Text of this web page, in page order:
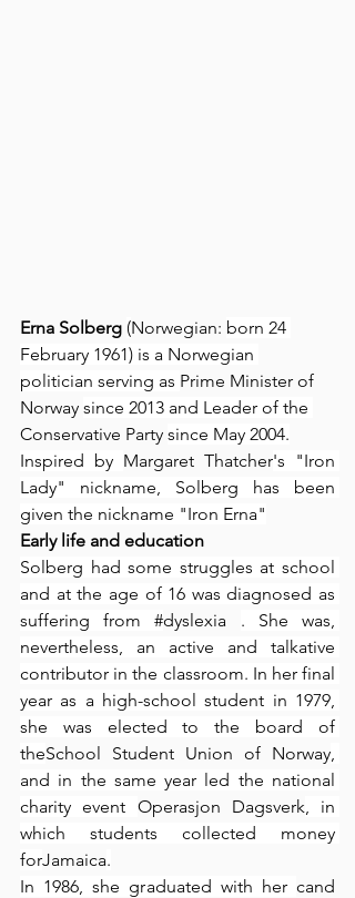
Erna Solberg (Norwegian: born 24
February 1961) is a Norwegian
politician serving as Prime Minister of
Norway since 2013 and Leader of the
Conservative Party since May 2004.
Inspired by Margaret Thatcher's "Iron
Lady" nickname, Solberg has been
given the nickname "Iron Erna"
Early life and education
Solberg had some struggles at school
and at the age of 16 was diagnosed as
suffering from #dyslexia
. She was,
nevertheless, an active and talkative
contributor in the classroom. In her final
year as a high-school student in 1979,
she was elected to the board of
theSchool Student Union of Norway,
and in the same year led the national
charity event Operasjon Dagsverk, in
which students collected money
forJamaica.
In 1986, she graduated with her cand